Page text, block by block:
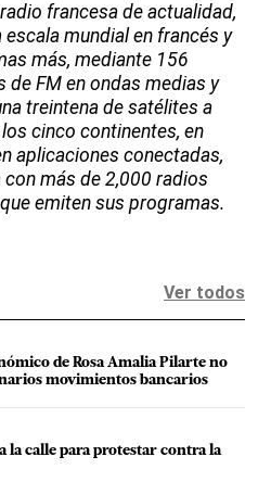
francesa de actualidad,
mundial en francés y
más, mediante 156
de FM en ondas medias y
treintena de satélites a
cinco continentes, en
aplicaciones conectadas,
con más de 2,000 radios
emiten sus programas.
Ver todos
de Rosa Amalia Pilarte no
movimientos bancarios
la calle para protestar contra la